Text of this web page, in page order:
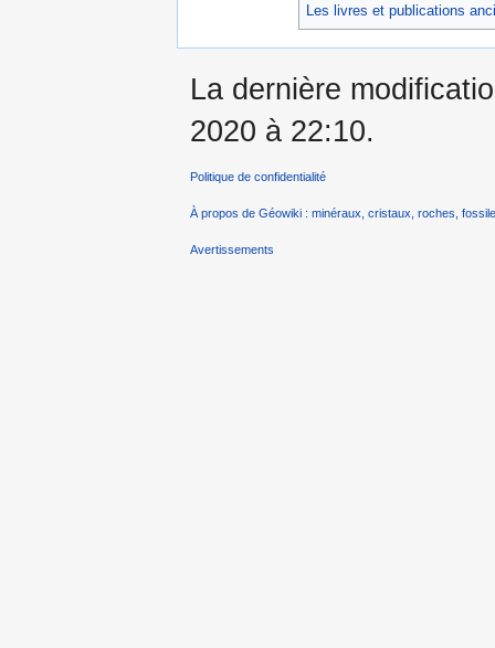
Les livres et publications
La dernière
2020 à 22:10.
Politique de confidentialité
À propos de Géowiki : minéraux, cristaux, roches,
Avertissements